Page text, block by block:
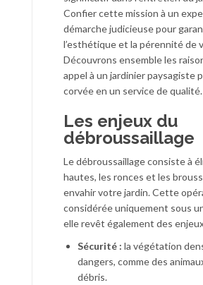
Confier cette mission à un
démarche judicieuse pour
l’esthétique et la pérennité de
Découvrons ensemble les
appel à un jardinier
corvée en un service de qualité.
Les enjeux du
débroussaillage
Le débroussaillage consiste à
hautes, les ronces et les
envahir votre jardin. Cette
considérée uniquement sous
elle revêt également des
Sécurité : la végétation
dangers, comme des
débris.